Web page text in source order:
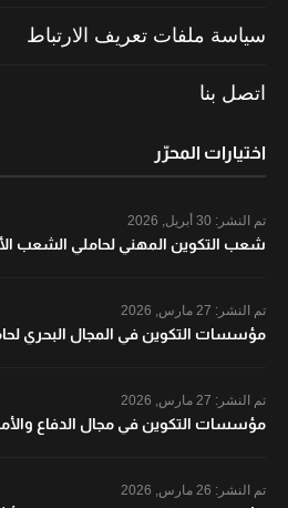
سياسة ملفات تعريف الارتباط
اتصل بنا
اختيارات المحرّر
تم النشر:
شعب التكوين المهني لحاملي الشعب
تم النشر:
مؤسسات التكوين في المجال البحري
تم النشر:
مؤسسات التكوين في مجال الدفاع والأمن
تم النشر: